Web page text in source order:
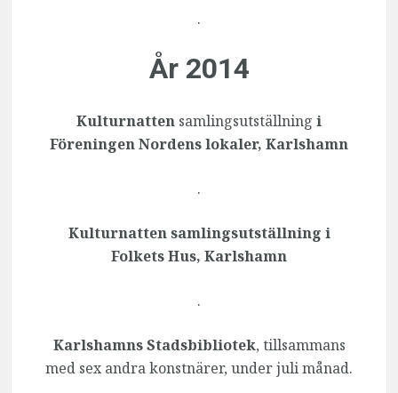
.
År 2014
Kulturnatten samlingsutställning i
Föreningen Nordens lokaler, Karlshamn
.
Kulturnatten samlingsutställning i
Folkets Hus, Karlshamn
.
Karlshamns Stadsbibliotek, tillsammans
med sex andra konstnärer, under juli månad.